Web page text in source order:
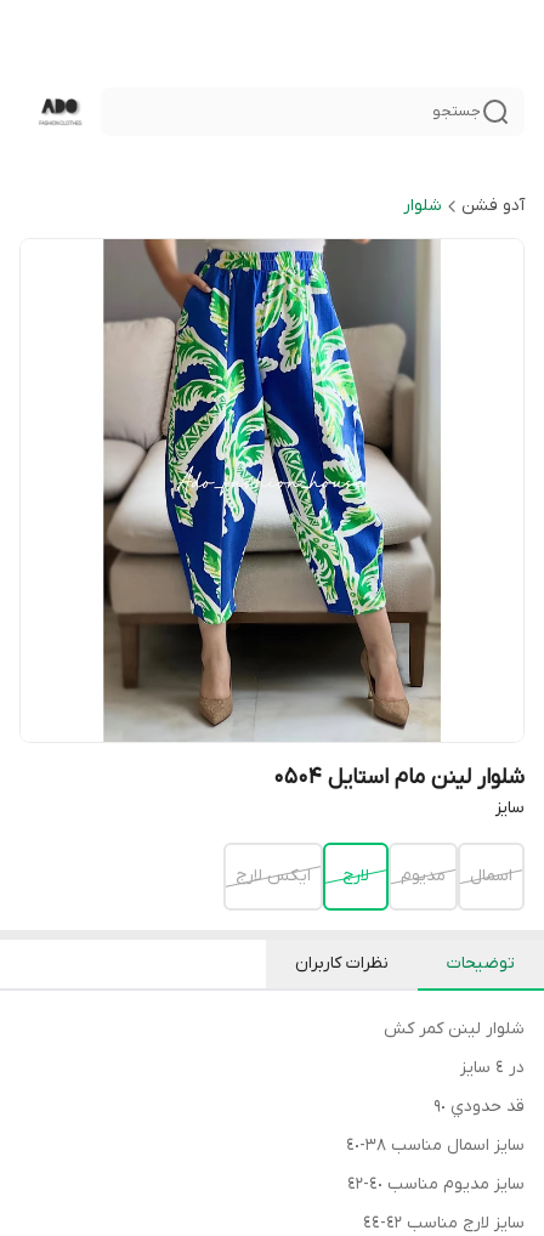
جستجو
آدو فشن شلوار
شلوار لینن مام استایل 0504
سایز
اسمال مدیوم لارج ایکس لارج
توضیحات نظرات کاربران
شلوار لينن كمر كش
در ٤ سايز
قد حدودي ٩٠
سايز اسمال مناسب ٣٨-٤٠
سايز مديوم مناسب ٤٠-٤٢
سايز لارج مناسب ٤٢-٤٤